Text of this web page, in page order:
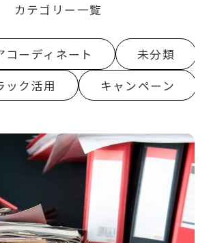
カテゴリー一覧
コーディネート
未分類
ック活用
キャンペーン